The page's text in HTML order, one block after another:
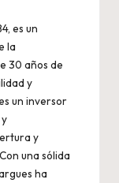
es un
la
30 años de
y
un inversor
y
una sólida
ha